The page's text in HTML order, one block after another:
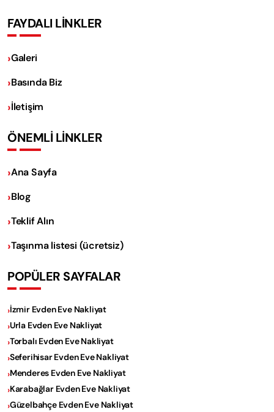
FAYDALI LİNKLER
Galeri
Basında Biz
İletişim
ÖNEMLİ LİNKLER
Ana Sayfa
Blog
Teklif Alın
Taşınma listesi (ücretsiz)
POPÜLER SAYFALAR
İzmir Evden Eve Nakliyat
Urla Evden Eve Nakliyat
Torbalı Evden Eve Nakliyat
Seferihisar Evden Eve Nakliyat
Menderes Evden Eve Nakliyat
Karabağlar Evden Eve Nakliyat
Güzelbahçe Evden Eve Nakliyat